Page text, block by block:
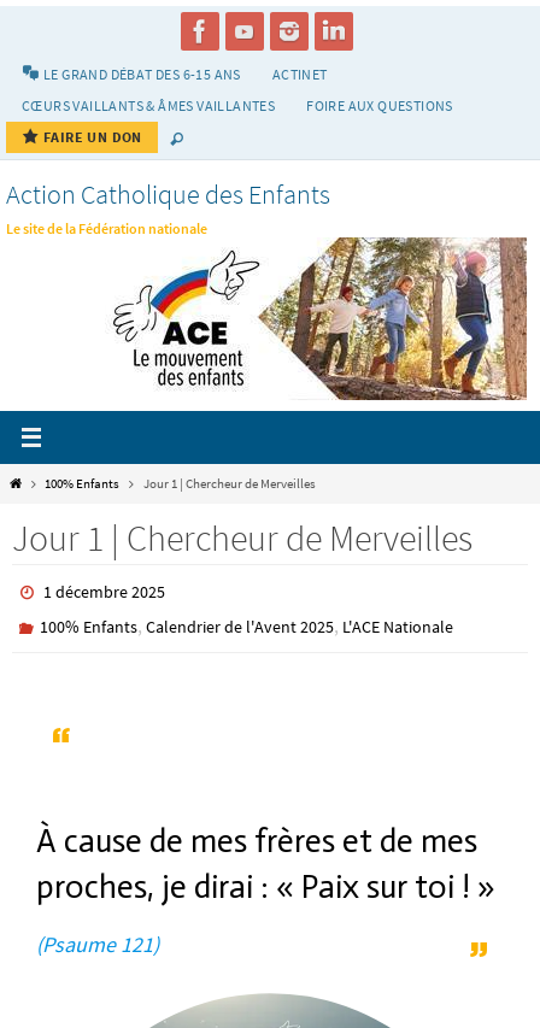
LE GRAND DÉBAT DES 6-15 ANS
ACTINET
CŒURS VAILLANTS & ÂMES VAILLANTES
FOIRE AUX QUESTIONS
FAIRE UN DON
Action Catholique des Enfants
Le site de la Fédération nationale
Home100% Enfants Jour 1 | Chercheur de Merveilles
Jour 1 | Chercheur de Merveilles
1 décembre 2025
100% Enfants,Calendrier de l'Avent 2025, L'ACE Nationale
À cause de mes frères et de mes
proches, je dirai : « Paix sur toi ! »
(Psaume 121)